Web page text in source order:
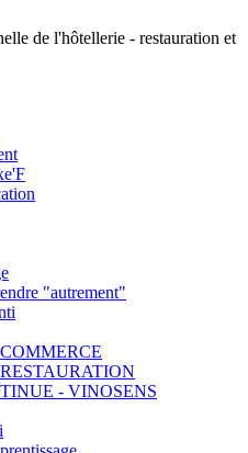
de l'hôtellerie - restauration et
"autrement"
- VINOSENS